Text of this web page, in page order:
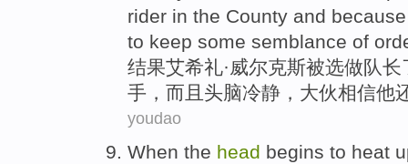
rider in the County and
to keep some semblance of
结果艾希礼· 威尔克斯被选做队长
手 ， 而且 头脑冷静 ，大伙相信他
youdao
When the head begins to heat